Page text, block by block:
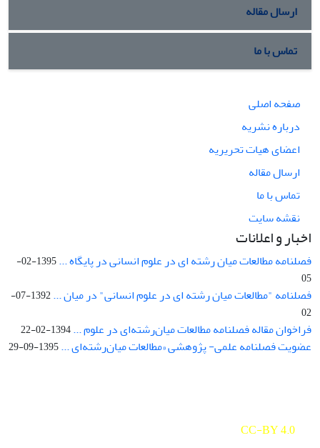
ارسال مقاله
تماس با ما
صفحه اصلی
درباره نشریه
اعضای هیات تحریریه
ارسال مقاله
تماس با ما
نقشه سایت
اخبار و اعلانات
فصلنامه مطالعات میان رشته ای در علوم انسانی در پایگاه ...
1395-02-
05
فصلنامه "مطالعات میان رشته ای در علوم انسانی" در میان ...
1392-07-
02
فراخوان مقاله فصلنامه مطالعات میان‌رشته‌ای در علوم ...1394-02-22
عضویت فصلنامه علمی- پژوهشی «مطالعات میان‌رشته‌ای ...1395-09-29
CC-BY 4.0